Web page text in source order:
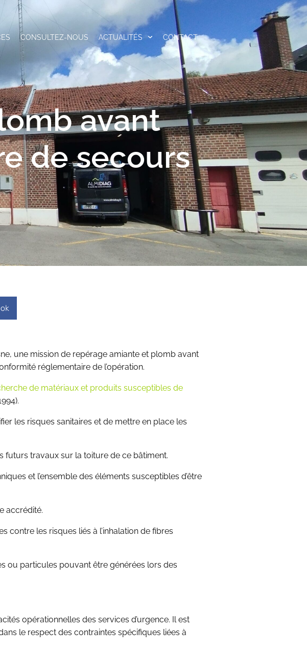
CONSULTEZ-NOUS ACTUALITÉS CONTACT
avant
de secours
une mission de repérage amiante et plomb avant
réglementaire de l’opération.
de matériaux et produits susceptibles de
les risques sanitaires et de mettre en place les
futurs travaux sur la toiture de ce bâtiment.
et l’ensemble des éléments susceptibles d’être
accrédité.
les risques liés à l’inhalation de fibres
ou particules pouvant être générées lors des
opérationnelles des services d’urgence. Il est
le respect des contraintes spécifiques liées à